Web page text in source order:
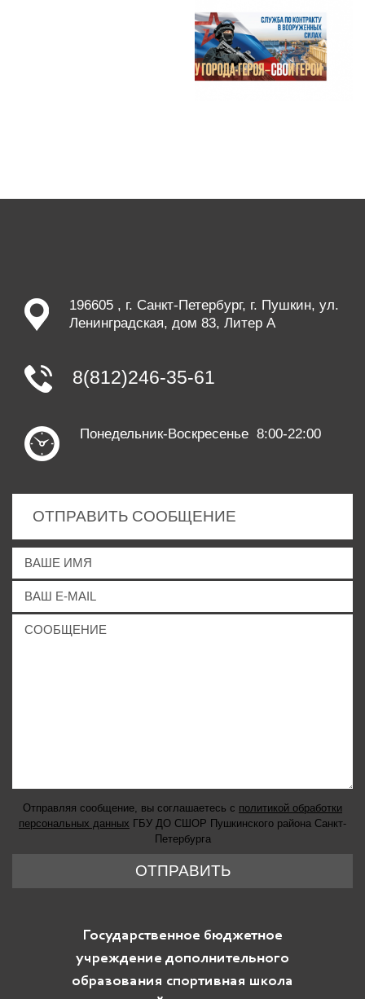
196605 , г. Санкт-Петербург, г. Пушкин, ул.
Ленинградская, дом 83, Литер А
8(812)246-35-61
Понедельник-Воскресенье 8:00-22:00
ОТПРАВИТЬ СООБЩЕНИЕ
Отправляя сообщение, вы соглашаетесь с политикой обработки
персональных данных ГБУ ДО СШОР Пушкинского района Санкт-
Петербурга
ОТПРАВИТЬ
Государственное бюджетное
учреждение дополнительного
образования спортивная школа